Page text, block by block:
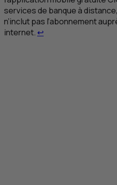
services de banque à
n’inclut pas l’abonnement
internet. ↩Retour au renvoi 1